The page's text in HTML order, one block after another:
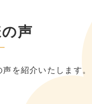
の声
を紹介いたします。